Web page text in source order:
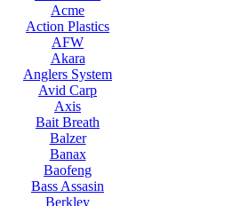
Acme
Action Plastics
AFW
Akara
Anglers System
Avid Carp
Axis
Bait Breath
Balzer
Banax
Baofeng
Bass Assasin
Berkley